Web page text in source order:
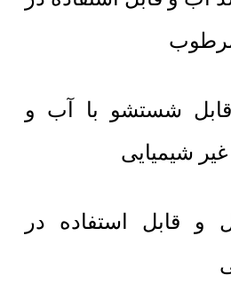
قابل شستشو با آب و
شیمیایی
و قابل استفاده در